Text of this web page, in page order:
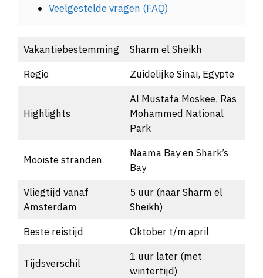
Veelgestelde vragen (FAQ)
Vakantiebestemming
Sharm el Sheikh
Regio
Zuidelijke Sinaï, Egypte
Highlights
Al Mustafa Moskee, Ras
Mohammed National
Park
Mooiste stranden
Naama Bay en Shark’s
Bay
Vliegtijd vanaf
Amsterdam
5 uur (naar Sharm el
Sheikh)
Beste reistijd
Oktober t/m april
Tijdsverschil
1 uur later (met
wintertijd)